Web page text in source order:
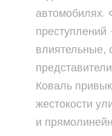
автомобилях.
преступлений
влиятельные,
Коваль
жестокости
и